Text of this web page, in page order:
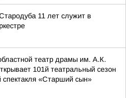
11 лет служит в
театр драмы им. А.К.
101й театральный сезон
спектакля «Старший сын»